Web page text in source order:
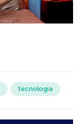
tecnologia